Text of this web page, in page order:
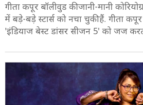
गीता कपूर बॉलीवुड की जानी-मानी
में बड़े-बड़े स्टार्स को नचा चुकी हैं. गीता
'इंडियाज बेस्ट डांसर सीजन 5' को जज